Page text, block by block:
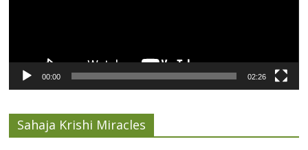
00:00 02:26
Sahaja Krishi Miracles